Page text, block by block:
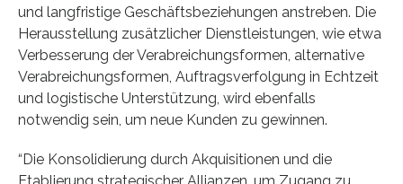
und langfristige Geschäftsbeziehungen anstreben. Die
Herausstellung zusätzlicher Dienstleistungen, wie etwa
Verbesserung der Verabreichungsformen, alternative
Verabreichungsformen, Auftragsverfolgung in Echtzeit
und logistische Unterstützung, wird ebenfalls
notwendig sein, um neue Kunden zu gewinnen.
“Die Konsolidierung durch Akquisitionen und die
Etablierung strategischer Allianzen, um Zugang zu